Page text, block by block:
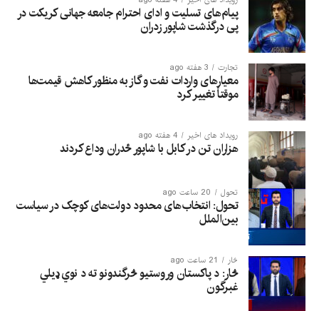
پیام‌های تسلیت و ادای احترام جامعه جهانی کریکت در
پی درگذشت شاپور زدران
تجارت 3 هفته ago
معیارهای واردات نفت و گاز به منظور کاهش قیمت‌ها
موقتاً تغییر کرد
رویداد های اخیر 4 هفته ago
هزاران تن در کابل با شاپور ځدران وداع کردند
تحول 20 ساعت ago
تحول: انتخاب‌های محدود دولت‌های کوچک در سیاست
بین‌الملل
څار 21 ساعت ago
څار: د پاکستان وروستیو څرگندونو ته د نوي ډیلي
غبرگون